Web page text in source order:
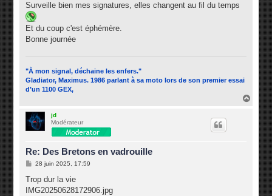
a
g
e
Surveille bien mes signatures, elles changent au fil du temps
Et du coup c'est éphémère.
Bonne journée
"À mon signal, déchaine les enfers."
Gladiator, Maximus. 1986 parlant à sa moto lors de son premier essai
d’un 1100 GEX,
jd
Modérateur
Re: Des Bretons en vadrouille
M
s
a
28 juin 2025, 17:59
Trop dur la vie
IMG20250628172906.jpg